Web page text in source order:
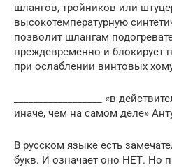
шлангов, тройников или
высокотемпературную
позволит шлангам
преждевременно и блокирует
при ослаблении винтовых
__________________ «в
иначе, чем на самом деле»
В русском языке есть
букв. И означает оно НЕТ. Но